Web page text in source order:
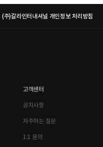
(주)갈라인터내셔널 개인정보 처리방침
고객센터
공지사항
자주하는 질문
1:1 문의